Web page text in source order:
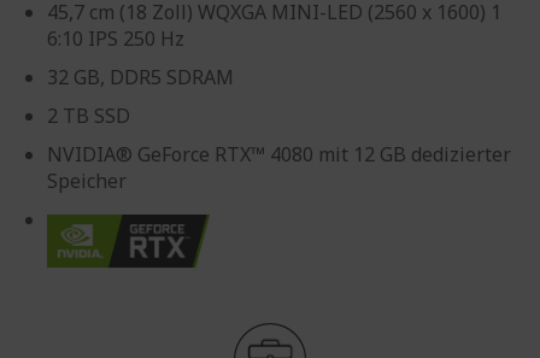
45,7 cm (18 Zoll) WQXGA MINI-LED (2560 x 1600) 1
6:10 IPS 250 Hz
32 GB, DDR5 SDRAM
2 TB SSD
NVIDIA® GeForce RTX™ 4080 mit 12 GB dedizierter
Speicher